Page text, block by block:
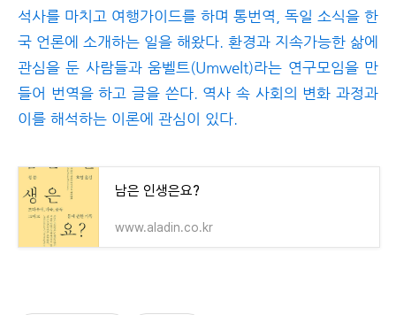
석사를 마치고 여행가이드를 하며 통번역, 독일 소식을 한
국 언론에 소개하는 일을 해왔다. 환경과 지속가능한 삶에
관심을 둔 사람들과 움벨트(Umwelt)라는 연구모임을 만
들어 번역을 하고 글을 쓴다. 역사 속 사회의 변화 과정과
이를 해석하는 이론에 관심이 있다.
남은 인생은요?
www.aladin.co.kr